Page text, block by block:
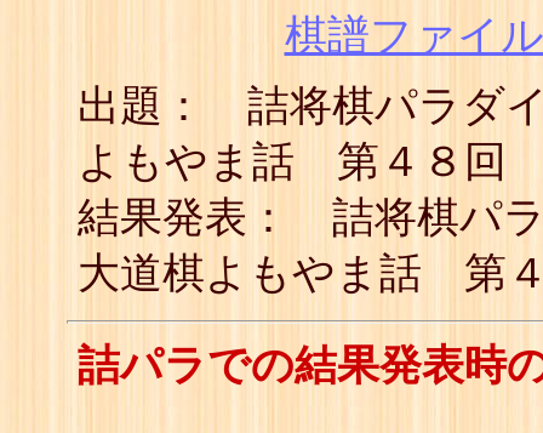
棋譜ファイ
出題： 詰将棋パラダ
よもやま話 第４８回
結果発表： 詰将棋パ
大道棋よもやま話 第
詰パラでの結果発表時